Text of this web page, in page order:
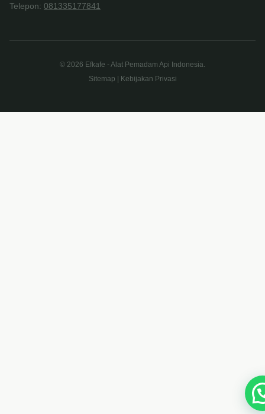
Telepon: 081335177841
© 2026 Efkafe - Alat Pemadam Api Indonesia.
Sitemap | Kebijakan Privasi